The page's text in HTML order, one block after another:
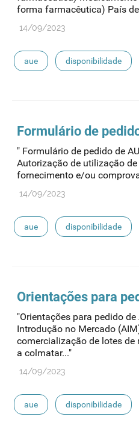
forma farmacêutica) País
14/09/2023
aue disponibilidade
Formulário de
" Formulário de pedido de
Autorização de utilização
fornecimento e/ou
14/09/2023
aue disponibilidade
Orientações para
"Orientações para pedido
Introdução no Mercado
comercialização de lotes
a colmatar..."
14/09/2023
aue disponibilidade